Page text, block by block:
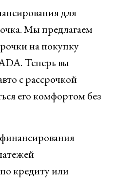
для
Мы предлагаем
на покупку
Теперь вы
с рассрочкой
его комфортом без
кредиту или